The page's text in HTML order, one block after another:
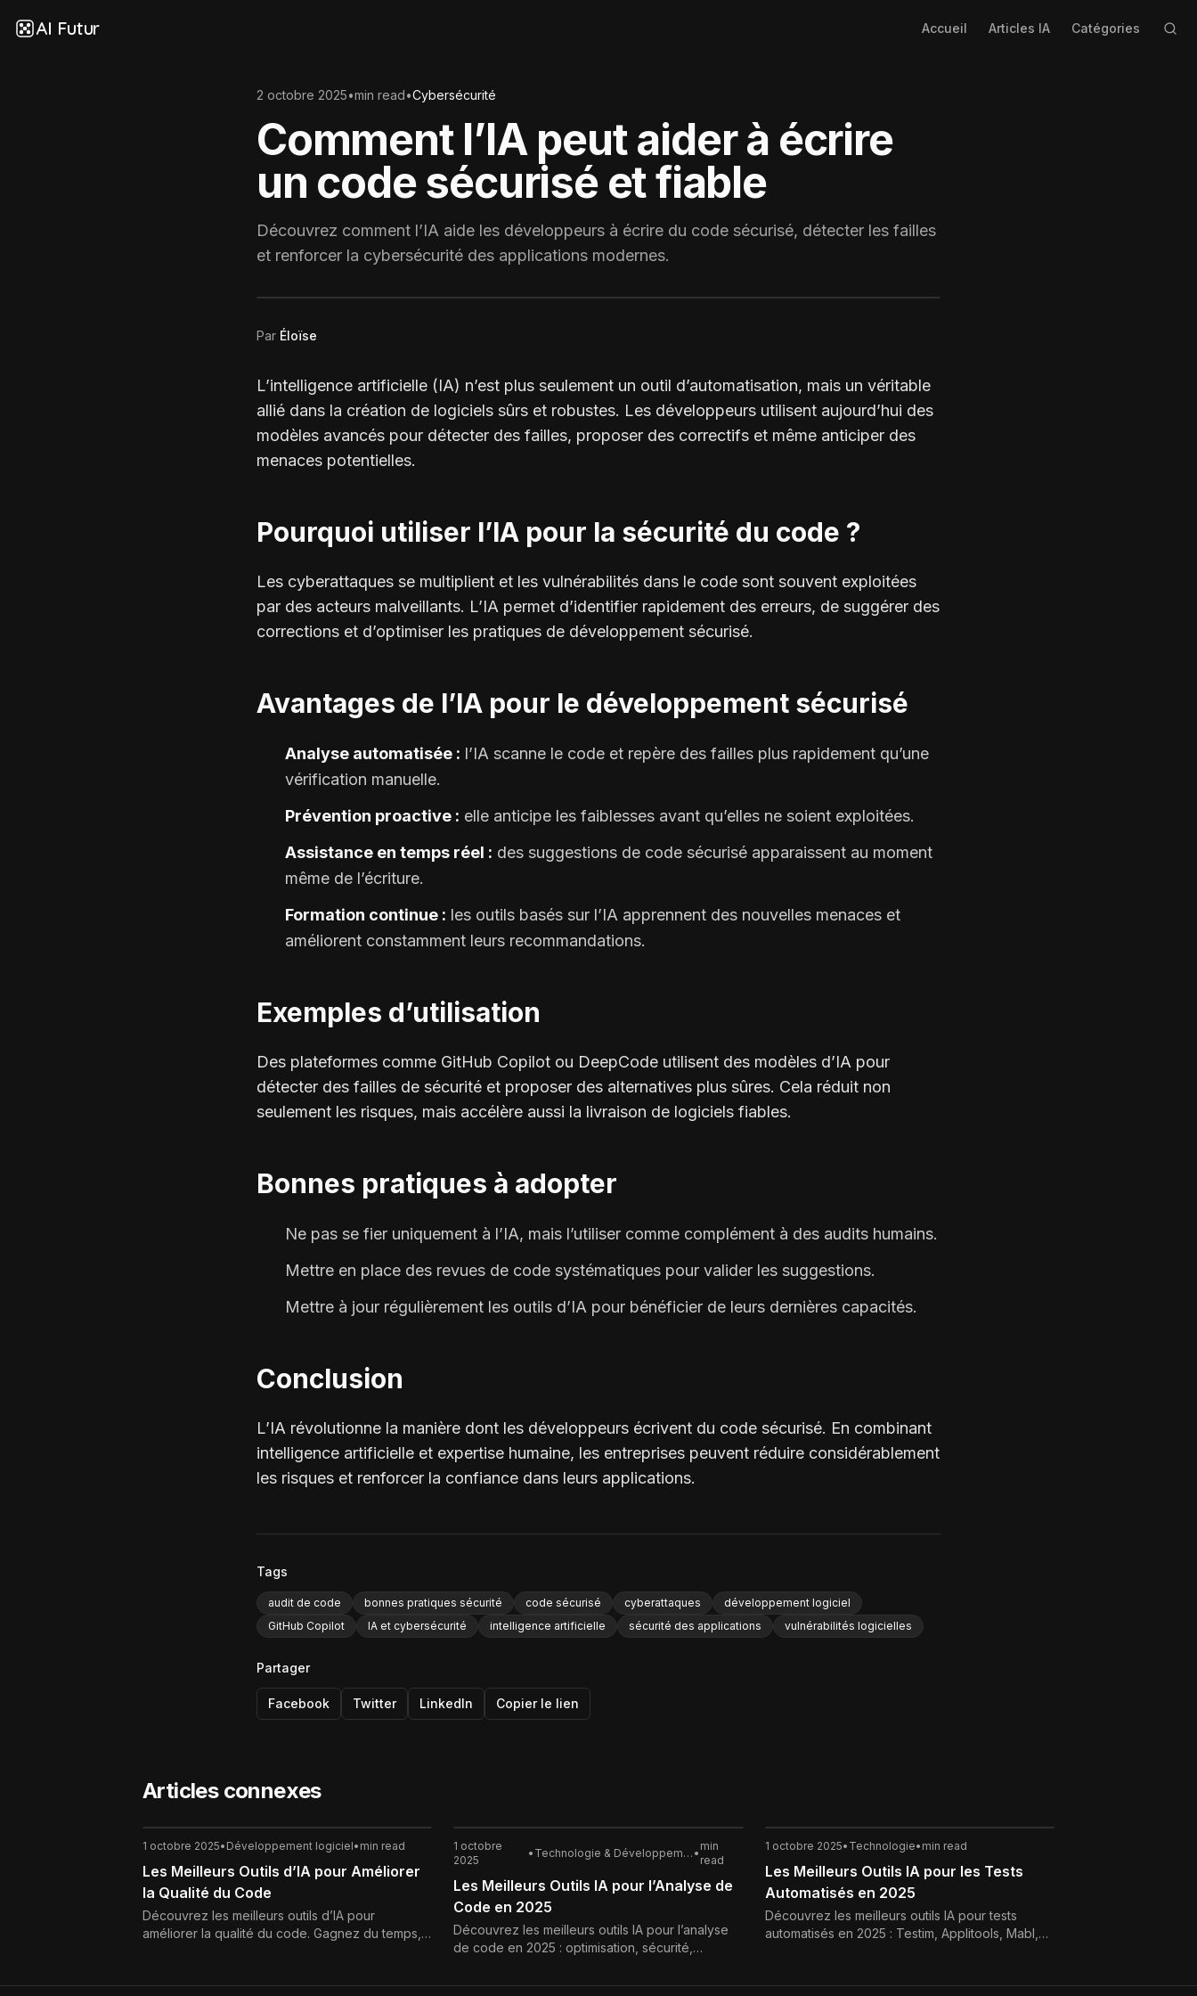
AI Futur Accueil Articles IA Catégories
2 octobre 2025•min read•Cybersécurité
Comment l’IA peut aider à écrire
un code sécurisé et fiable
Découvrez comment l’IA aide les développeurs à écrire du code sécurisé, détecter les failles
et renforcer la cybersécurité des applications modernes.
Par Éloïse
L’intelligence artificielle (IA) n’est plus seulement un outil d’automatisation, mais un véritable
allié dans la création de logiciels sûrs et robustes. Les développeurs utilisent aujourd’hui des
modèles avancés pour détecter des failles, proposer des correctifs et même anticiper des
menaces potentielles.
Pourquoi utiliser l’IA pour la sécurité du code ?
Les cyberattaques se multiplient et les vulnérabilités dans le code sont souvent exploitées
par des acteurs malveillants. L’IA permet d’identifier rapidement des erreurs, de suggérer des
corrections et d’optimiser les pratiques de développement sécurisé.
Avantages de l’IA pour le développement sécurisé
Analyse automatisée : l’IA scanne le code et repère des failles plus rapidement qu’une
vérification manuelle.
Prévention proactive : elle anticipe les faiblesses avant qu’elles ne soient exploitées.
Assistance en temps réel : des suggestions de code sécurisé apparaissent au moment
même de l’écriture.
Formation continue : les outils basés sur l’IA apprennent des nouvelles menaces et
améliorent constamment leurs recommandations.
Exemples d’utilisation
Des plateformes comme GitHub Copilot ou DeepCode utilisent des modèles d’IA pour
détecter des failles de sécurité et proposer des alternatives plus sûres. Cela réduit non
seulement les risques, mais accélère aussi la livraison de logiciels fiables.
Bonnes pratiques à adopter
Ne pas se fier uniquement à l’IA, mais l’utiliser comme complément à des audits humains.
Mettre en place des revues de code systématiques pour valider les suggestions.
Mettre à jour régulièrement les outils d’IA pour bénéficier de leurs dernières capacités.
Conclusion
L’IA révolutionne la manière dont les développeurs écrivent du code sécurisé. En combinant
intelligence artificielle et expertise humaine, les entreprises peuvent réduire considérablement
les risques et renforcer la confiance dans leurs applications.
Tags
audit de code bonnes pratiques sécurité code sécurisé cyberattaques
développement logiciel
GitHub Copilot
IA et cybersécurité intelligence artificielle sécurité des applications vulnérabilités logicielles
Partager
Facebook Twitter LinkedIn Copier le lien
Articles connexes
1 octobre 2025• Développement logiciel• min read
Les Meilleurs Outils d’IA pour Améliorer
la Qualité du Code
Découvrez les meilleurs outils d’IA pour
améliorer la qualité du code. Gagnez du temps,
1 octobre
2025
• Technologie & Développement •
min
read
Les Meilleurs Outils IA pour l’Analyse de
Code en 2025
Découvrez les meilleurs outils IA pour l’analyse
de code en 2025 : optimisation, sécurité,
les développeurs.
1 octobre 2025• Technologie• min read
Les Meilleurs Outils IA pour les Tests
Automatisés en 2025
Découvrez les meilleurs outils IA pour tests
automatisés en 2025 : Testim, Applitools, Mabl,